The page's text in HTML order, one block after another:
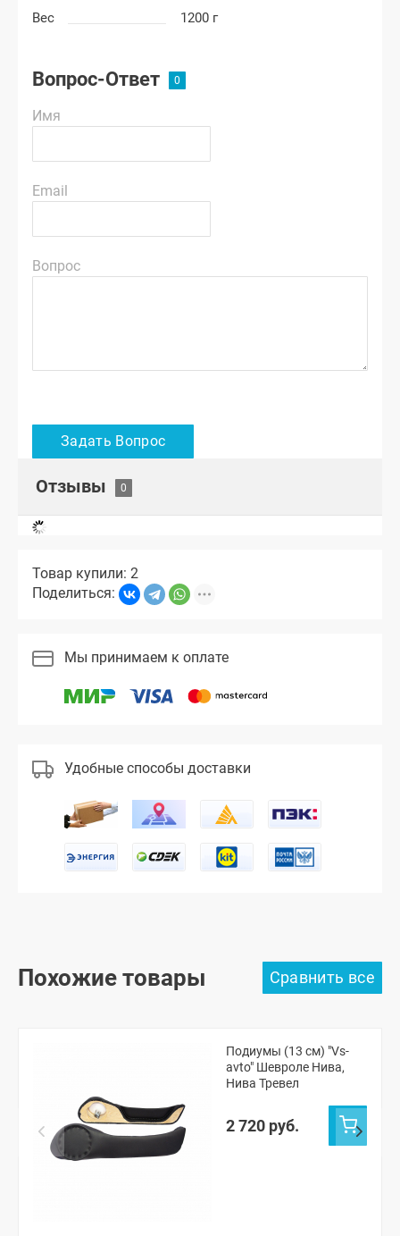
Вес 1200 г
Вопрос-Ответ
Имя
Email
Вопрос
Отзывы
Товар купили: 2
Поделиться:
Мы принимаем к оплате
Удобные способы доставки
Похожие товары
Подиумы (13 см) "Vs-
avto" Шевроле Нива,
Нива Тревел
2 720 руб.